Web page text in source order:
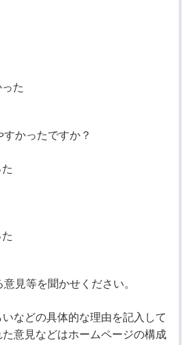
た
かったですか？
見等を聞かせください。
などの具体的な理由を記入して
た意見などはホームページの構成